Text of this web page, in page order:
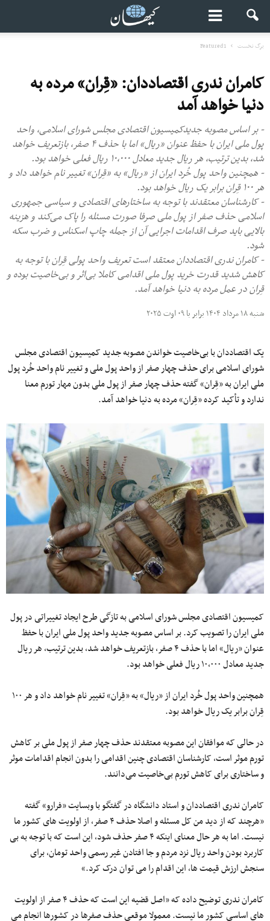
برگ نخست Featured1
کامران ندری اقتصاددان: «قِران» مرده به
دنیا خواهد آمد
- بر اساس مصوبه جدیدکمیسیون اقتصادی مجلس شورای اسلامی، واحد
پول ملی ایران با حفظ عنوان «ریال» اما با حذف ۴ صفر، بازتعریف خواهد
شد، بدین ترتیب، هر ریال جدید معادل ۱۰,۰۰۰ ریال فعلی خواهد بود.
- همچنین واحد پول خُرد ایران از «ریال» به «قِران» تغییر نام خواهد داد و
هر ۱۰۰ قِران برابر یک ریال خواهد بود.
- کارشناسان معتقدند با توجه به ساختارهای اقتصادی و سیاسی جمهوری
اسلامی حذف صفر از پول ملی صرفا صورت مسئله را پاک می‌کند و هزینه
بالایی باید صرف اقدامات اجرایی آن از جمله چاپ اسکناس و ضرب سکه
شود.
- کامران ندری اقتصاددان معتقد است تعریف واحد پولی قِران با توجه به
کاهش شدید قدرت خرید پول ملی اقدامی کاملا بی‌اثر و بی‌خاصیت بوده و
قِران در عمل مرده به دنیا خواهد آمد.
شنبه ۱۸ مرداد ۱۴۰۴ برابر با ۰۹ اوت ۲۰۲۵
یک اقتصاددان با بی‌خاصیت خواندن مصوبه جدید کمیسیون اقتصادی مجلس
شورای اسلامی برای حذف چهار صفر از واحد پول ملی و تغییر نام واحد خُرد پول
ملی ایران به «قِران» گفته حذف چهار صفر از پول ملی بدون مهار تورم معنا
ندارد و تأکید کرده «قِران» مرده به دنیا خواهد آمد.
کمیسیون اقتصادی مجلس شورای اسلامی به تازگی طرح ایجاد تغییراتی در پول
ملی ایران را تصویب کرد. بر اساس مصوبه جدید واحد پول ملی ایران با حفظ
عنوان «ریال» اما با حذف ۴ صفر، بازتعریف خواهد شد، بدین ترتیب، هر ریال
جدید معادل ۱۰,۰۰۰ ریال فعلی خواهد بود.
همچنین واحد پول خُرد ایران از «ریال» به «قِران» تغییر نام خواهد داد و هر ۱۰۰
قِران برابر یک ریال خواهد بود.
در حالی که موافقان این مصوبه معتقدند حذف چهار صفر از پول ملی بر کاهش
تورم موثر است، کارشناسان اقتصادی چنین اقدامی را بدون انجام اقدامات موثر
و ساختاری برای کاهش تورم بی‌خاصیت می‌دانند.
کامران ندری اقتصاددان و استاد دانشگاه در گفتگو با وبسایت «فرارو» گفته
«هرچند که از دید من کل مسئله و اصلا حذف ۴ صفر، از اولویت های کشور ما
نیست. اما به هر حال معنای اینکه ۴ صفر حذف شود، این است که با توجه به بی
کاربرد بودن واحد ریال نزد مردم و جا افتادن غیر رسمی واحد تومان، برای
سنجش ارزش قیمت ها، این اقدام را می توان درک کرد.»
کامران ندری توضیح داده که «اصل قضیه این است که حذف ۴ صفر از اولویت
های اساسی کشور ما نیست. معمولا موقعی حذف صفرها در کشورها انجام می